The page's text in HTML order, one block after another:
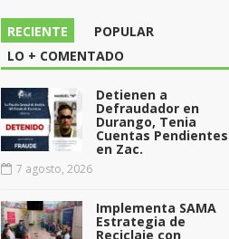
RECIENTE
POPULAR
LO + COMENTADO
Detienen a
Defraudador en
Durango, Tenia
Cuentas Pendientes
en Zac.
7 agosto, 2026
Implementa SAMA
Estrategia de
Reciclaje con